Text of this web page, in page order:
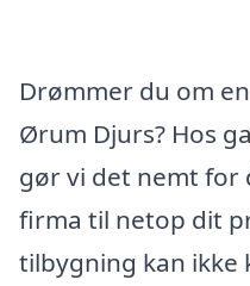
Drømmer du om
Ørum Djurs? Hos
gør vi det nemt
firma til netop dit
tilbygning kan ikke